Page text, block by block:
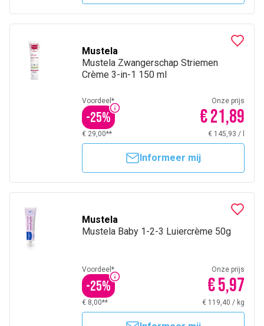
Mustela
Mustela Zwangerschap Striemen
Crème 3-in-1 150 ml
Voordeel*
-25%
Onze prijs
€ 21,89
€ 29,00** € 145,93 /
Informeer mij
Mustela
Mustela Baby 1-2-3 Luiercrème 50g
Voordeel*
-25%
Onze prijs
€ 5,97
€ 8,00** € 119,40 / kg